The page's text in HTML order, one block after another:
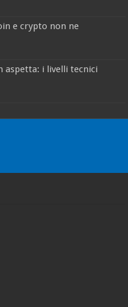
e crypto non ne
aspetta: i livelli tecnici